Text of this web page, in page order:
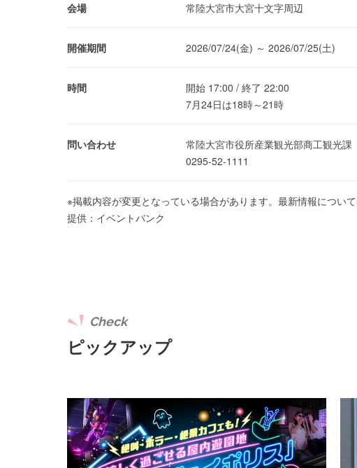
会場 常陸大宮市大宮十文字周辺
開催期間 2026/07/24(金) ～ 2026/07/25(土)
時間
開始 17:00 / 終了 22:00
7月24日は18時～21時
問い合わせ
常陸大宮市役所産業観光部商工観光課
0295-52-1111
※掲載内容が変更となっている場合があります。最新情報につい
提供：イベントバンク
ピックアップ
Check